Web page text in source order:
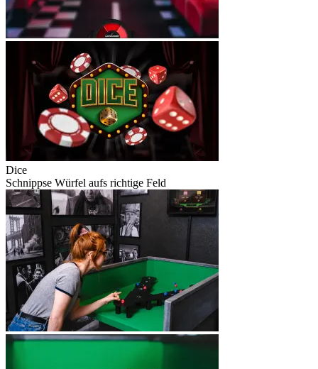
Dice
Schnippse Würfel aufs richtige Feld